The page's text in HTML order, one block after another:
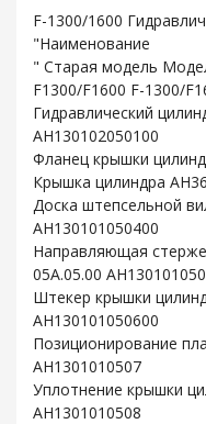
F-1300/1600
"Наименование
" Старая модель
F1300/F1600 F-1300/
Гидравлический
AH130102050100
Фланец крышки
Крышка цилиндра
Доска штепсельной
AH130101050400
Направляющая
05A.05.00
Штекер крышки
AH130101050600
Позиционирование
AH1301010507
Уплотнение крышки
AH1301010508